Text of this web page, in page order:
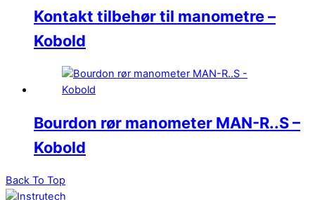
Kontakt tilbehør til manometre –
Kobold
Bourdon rør manometer MAN-R..S –
Kobold
Back To Top